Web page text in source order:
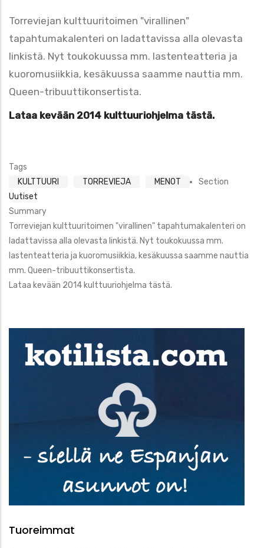
Torreviejan kulttuuritoimen "virallinen"
tapahtumakalenteri on ladattavissa alla olevasta
linkistä. Nyt toukokuussa mm. lastenteatteria ja
kuoromusiikkia, kesäkuussa saamme nauttia mm.
Queen-tribuuttikonsertista.
Lataa kevään 2014 kulttuuriohjelma tästä.
Tags
KULTTUURI
TORREVIEJA MENOT
Section
Uutiset
Summary
Torreviejan kulttuuritoimen "virallinen" tapahtumakalenteri on
ladattavissa alla olevasta linkistä. Nyt toukokuussa mm.
lastenteatteria ja kuoromusiikkia, kesäkuussa saamme nauttia
mm. Queen-tribuuttikonsertista.
Lataa kevään 2014 kulttuuriohjelma tästä.
Tuoreimmat